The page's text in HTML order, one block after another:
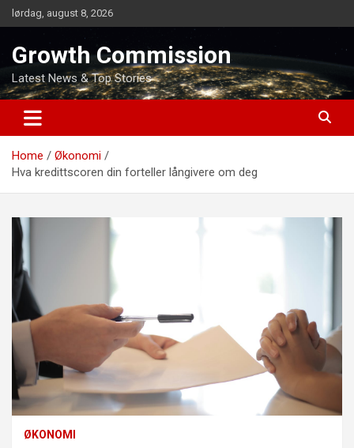
Skip
to
lørdag, august 8, 2026
Growth Commission
Latest News & Top Stories
Home
Økonomi
Hva kredittscoren din forteller långivere om deg
ØKONOMI